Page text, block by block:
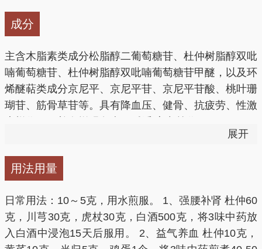
1、强腰补肾
杜仲所含杜仲绿原酸具有兴奋垂体——肾上腺皮质系
统、增强肾上腺皮质功能的作用，可以助阳补肾。
2、降血压
现代医学实践表明，杜仲能使高血压患者血压有所降
3、抗衰老
杜仲中富含的多种微量元素与人体内分泌系统、免疫功
能系统，生长发育系统的结构和功能有密切关系，特别
6.杜仲有镇静、镇痛作用。
7.杜仲能显著抑制大鼠离体子宫的自发活动，降低其频
8.杜仲有抗细菌和抗真菌作用。
9.杜仲有明显抗肿瘤作用。
10.杜仲有抗凝血作用。
11.杜仲能延缓衰老，对大鼠肝脏、肌肉的脂质过氧化
12.杜仲可促进人体的皮肤、骨骼、肌肉蛋白质胶原的
合成和分解，具有促进代谢、防止衰退的功能。
13.杜仲有利尿作用。
成分
主含木脂素类成分松脂醇二葡萄糖苷、杜仲树脂醇双吡
喃葡萄糖苷、杜仲树脂醇双吡喃葡萄糖苷甲醚，以及环
烯醚萜类成分京尼平、京尼平苷、京尼平苷酸、桃叶珊
瑚苷、筋骨草苷等。具有降血压、健骨、抗疲劳、性激
现代药理研究发现，杜仲对中枢神经系统、免疫系统、
内分泌系统和泌尿系统都有不同程度的调节作用，印证
还证实了杜仲有利尿、降压、镇静等功效。可以用于治
疗肝肾不足引起的腰酸腿痛、腿膝无力等；肝肾不足、
冲任不固引起的胎动不安，伴腰膝酸软、头晕目眩。
展开
用法用量
日常用法：10～5克，用水煎服。 1、强腰补肾 杜仲60
克，川芎30克，虎杖30克，白酒500克，将3味中药放
入白酒中浸泡15天后服用。 2、益气养血 杜仲10克，